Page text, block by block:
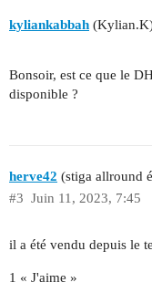
kyliankabbah
Bonsoir, est ce que le
disponible ?
herve42 (stiga allround
Juin 11, 2023, 7:45
#3
il a été vendu depuis le
1 « J'aime »